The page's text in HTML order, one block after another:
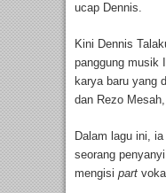
ucap Dennis.
Kini Dennis
panggung musik
karya baru yang
dan Rezo
Dalam lagu ini,
seorang
mengisi part